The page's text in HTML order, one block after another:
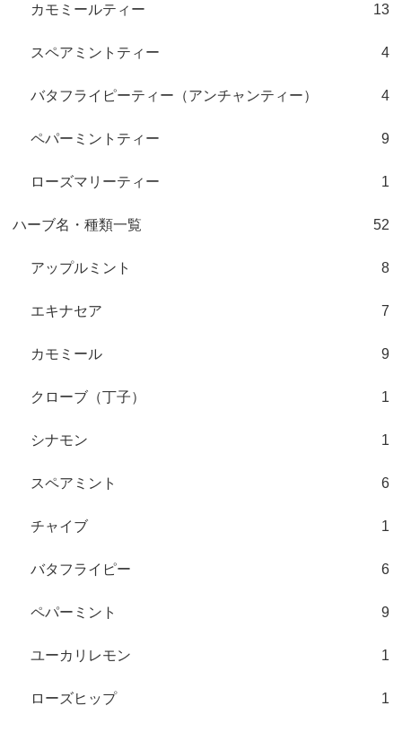
カモミールティー 13
スペアミントティー 4
バタフライピーティー（アンチャンティー） 4
ペパーミントティー 9
ローズマリーティー 1
ハーブ名・種類一覧 52
アップルミント 8
エキナセア 7
カモミール 9
クローブ（丁子） 1
シナモン 1
スペアミント 6
チャイブ 1
バタフライピー 6
ペパーミント 9
ユーカリレモン 1
ローズヒップ 1